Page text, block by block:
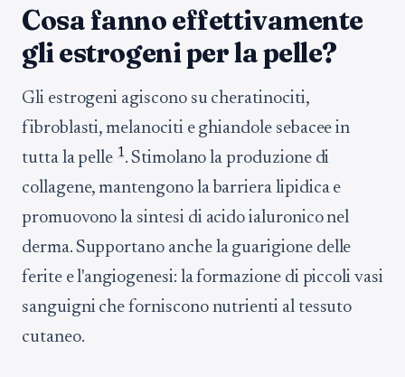
Cosa fanno effettivamente
gli estrogeni per la pelle?
Gli estrogeni agiscono su cheratinociti,
fibroblasti, melanociti e ghiandole sebacee in
tutta la pelle1. Stimolano la produzione di
collagene, mantengono la barriera lipidica e
promuovono la sintesi di acido ialuronico nel
derma. Supportano anche la guarigione delle
ferite e l'angiogenesi: la formazione di piccoli vasi
sanguigni che forniscono nutrienti al tessuto
cutaneo.